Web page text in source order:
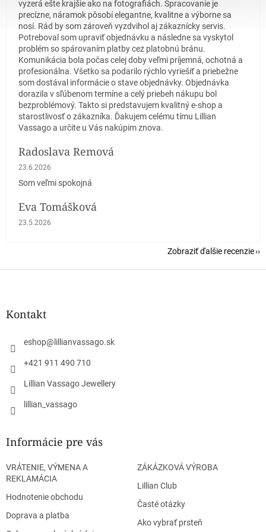
vyzerá ešte krajšie ako na fotografiách. Spracovanie je
precízne, náramok pôsobí elegantne, kvalitne a výborne sa
nosí. Rád by som zároveň vyzdvihol aj zákaznícky servis.
Potreboval som upraviť objednávku a následne sa vyskytol
problém so spárovaním platby cez platobnú bránu.
Komunikácia bola počas celej doby veľmi príjemná, ochotná a
profesionálna. Všetko sa podarilo rýchlo vyriešiť a priebežne
som dostával informácie o stave objednávky. Objednávka
dorazila v sľúbenom termíne a celý priebeh nákupu bol
bezproblémový. Takto si predstavujem kvalitný e-shop a
starostlivosť o zákazníka. Ďakujem celému tímu Lillian
Vassago a určite u Vás nakúpim znova.
Radoslava Remová
Hodnotenie obchodu je 5 z 5 hviezdičiek.
23.6.2026
Som veľmi spokojná
Eva Tomášková
Hodnotenie obchodu je 5 z 5 hviezdičiek.
23.5.2026
Zobraziť ďalšie recenzie
Z
Kontakt
eshop@ lillianvassago.sk
+421 911 490 710
Lillian Vassago Jewellery
lillian_vassago
Informácie pre vás
VRÁTENIE, VÝMENA A
REKLAMÁCIA
Hodnotenie obchodu
Doprava a platba
ZÁKÁZKOVÁ VÝROBA
Lillian Club
Časté otázky
Ako vybrať prsteň